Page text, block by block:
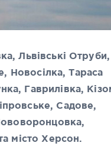
Львівські Отруби,
Новосілка, Тараса
Гаврилівка,
Садове,
місто Херсон.